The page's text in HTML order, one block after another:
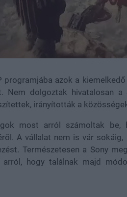
44.57%
programjába azok a
Nem dolgoztak hivatalosan a
irányították a
most arról számoltak be,
A vállalat nem is vár
Természetesen a Sony
arról, hogy találnak majd